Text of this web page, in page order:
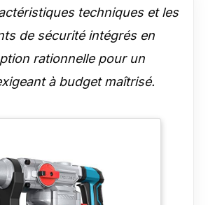
endommagée. Le moteur
la chaleur et la structure anti-
prolongent la durée de vie du
✅【Ce que vous
Marteau perforateur à usage
; sds-plus
anti-poussière*1； manuel
; Mallette de rangement*1
sans défaut de 24 mois et
vente à réponse rapide de
techniques et les
de sécurité intégrés en
rationnelle pour un
à budget maîtrisé.